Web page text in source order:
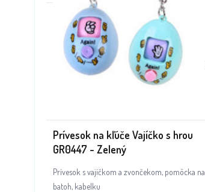
Prívesok na kľúče Vajíčko s hrou
GR0447 - Zelený
Prívesok s vajíčkom a zvončekom, pomôcka na
batoh, kabelku
Ocenenia a